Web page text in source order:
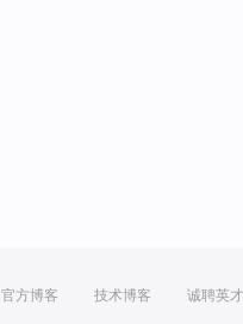
官方博客 技术博客 诚聘英才